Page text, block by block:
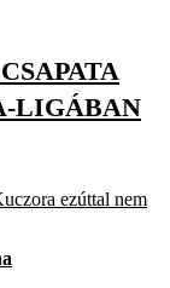
LIGÁBAN
ezúttal nem